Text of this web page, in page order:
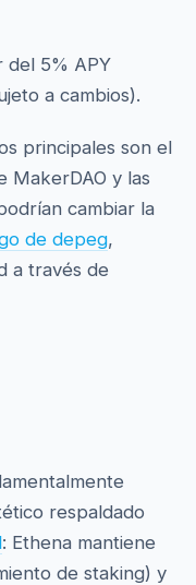
del 5% APY
a cambios).
principales son el
MakerDAO y las
cambiar la
de depeg,
a través de
respaldado
: Ethena mantiene
de staking) y